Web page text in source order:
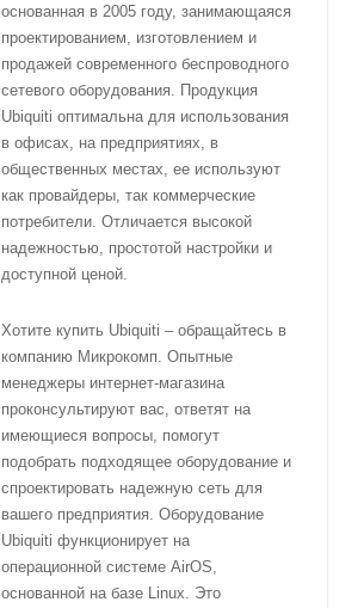
основанная в 2005 году, занимающаяся
проектированием, изготовлением и
продажей современного беспроводного
сетевого оборудования. Продукция
Ubiquiti оптимальна для использования
в офисах, на предприятиях, в
общественных местах, ее используют
как провайдеры, так коммерческие
потребители. Отличается высокой
надежностью, простотой настройки и
доступной ценой.
Хотите купить Ubiquiti – обращайтесь в
компанию Микрокомп. Опытные
менеджеры интернет-магазина
проконсультируют вас, ответят на
имеющиеся вопросы, помогут
подобрать подходящее оборудование и
спроектировать надежную сеть для
вашего предприятия. Оборудование
Ubiquiti функционирует на
операционной системе AirOS,
основанной на базе Linux. Это